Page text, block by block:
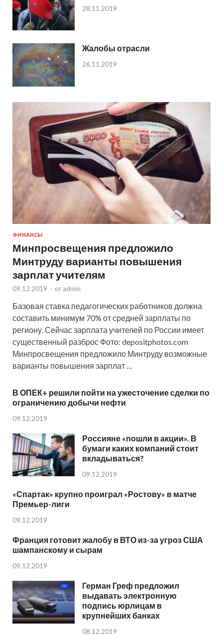
28.11.2019
Жалобы отрасли
26.11.2019
ФИНАНСЫ
Минпросвещения предложило
Минтруду варианты повышения
зарплат учителям
09.12.2019 - от admin
Базовая ставка педагогических работников должна
составить минимум 70% от средней зарплаты по
региону. Сейчас зарплата учителей по России имеет
существенный разброс Фото: depositphotos.com
Минпросвещения предложило Минтруду возможные
варианты повышения зарплат …
В ОПЕК+ решили пойти на ужесточение сделки по
ограничению добычи нефти
09.12.2019
Россияне «пошли в акции». В
бумаги каких компаний стоит
вкладываться?
09.12.2019
«Спартак» крупно проиграл «Ростову» в матче
Премьер-лиги
09.12.2019
Франция готовит жалобу в ВТО из-за угроз США
шампанскому и сырам
09.12.2019
Герман Греф предложил
выдавать электронную
подпись юрлицам в
крупнейших банках
08.12.2019